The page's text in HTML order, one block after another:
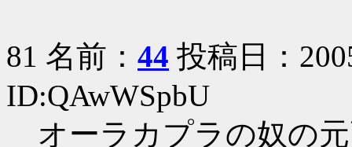
81 名前： 44 投稿日：
ID:QAwWSpbU
オーラカプラの奴の